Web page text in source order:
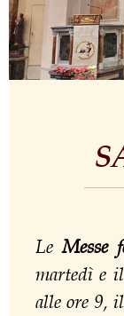
LeMesse
martedì e
alle ore 9,